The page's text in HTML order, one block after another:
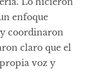
enfoque
coordinaron
claro que el
voz y